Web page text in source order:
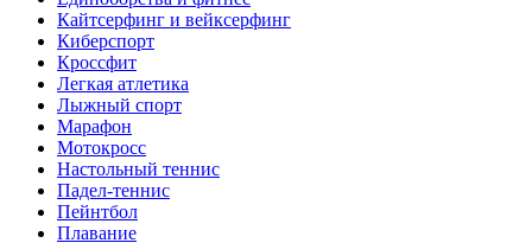
Кайтсерфинг и вейксерфинг
Киберспорт
Кроссфит
Легкая атлетика
Лыжный спорт
Марафон
Мотокросс
Настольный теннис
Падел-теннис
Пейнтбол
Плавание